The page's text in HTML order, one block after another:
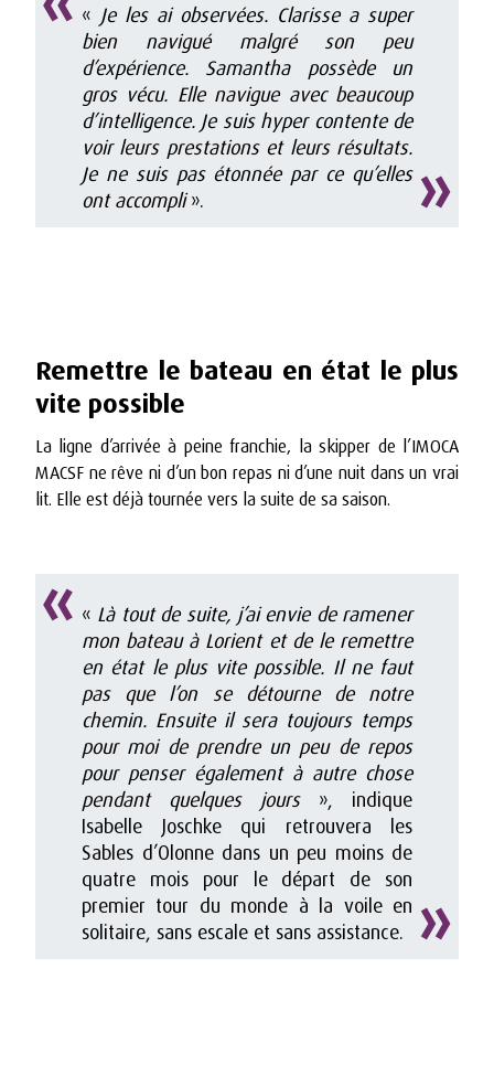
« Je les ai observées. Clarisse a super
bien navigué malgré son peu
d’expérience. Samantha possède un
gros vécu. Elle navigue avec beaucoup
d’intelligence. Je suis hyper contente de
voir leurs prestations et leurs résultats.
Je ne suis pas étonnée par ce qu’elles
ont accompli».
Remettre le bateau en état le plus
vite possible
La ligne d’arrivée à peine franchie, la skipper de l’IMOCA
MACSF ne rêve ni d’un bon repas ni d’une nuit dans un vrai
lit. Elle est déjà tournée vers la suite de sa saison.
« Là tout de suite, j’ai envie de ramener
mon bateau à Lorient et de le remettre
en état le plus vite possible. Il ne faut
pas que l’on se détourne de notre
chemin. Ensuite il sera toujours temps
pour moi de prendre un peu de repos
pour penser également à autre chose
pendant quelques jours», indique
Isabelle Joschke qui retrouvera les
Sables d’Olonne dans un peu moins de
quatre mois pour le départ de son
premier tour du monde à la voile en
solitaire, sans escale et sans assistance.